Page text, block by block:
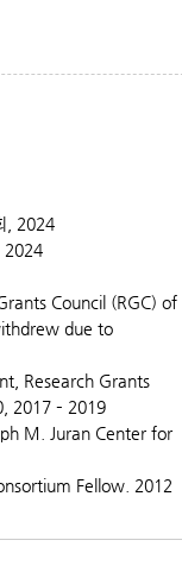
, 2024
2024
Council (RGC) of
due to
Research Grants
2017 – 2019
M. Juran Center for
Fellow. 2012